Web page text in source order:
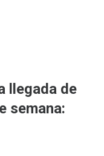
llegada de
semana: